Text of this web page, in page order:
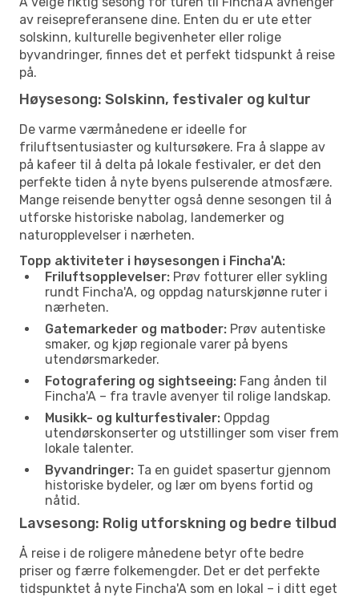
av reisepreferansene dine. Enten du er ute etter
solskinn, kulturelle begivenheter eller rolige
byvandringer, finnes det et perfekt tidspunkt å reise
på.
Høysesong: Solskinn, festivaler og kultur
De varme værmånedene er ideelle for
friluftsentusiaster og kultursøkere. Fra å slappe av
på kafeer til å delta på lokale festivaler, er det den
perfekte tiden å nyte byens pulserende atmosfære.
Mange reisende benytter også denne sesongen til å
utforske historiske nabolag, landemerker og
naturopplevelser i nærheten.
Topp aktiviteter i høysesongen i Fincha'A:
Friluftsopplevelser: Prøv fotturer eller sykling
rundt Fincha'A, og oppdag naturskjønne ruter i
nærheten.
Gatemarkeder og matboder: Prøv autentiske
smaker, og kjøp regionale varer på byens
utendørsmarkeder.
Fotografering og sightseeing: Fang ånden til
Fincha'A – fra travle avenyer til rolige landskap.
Musikk- og kulturfestivaler: Oppdag
utendørskonserter og utstillinger som viser frem
lokale talenter.
Byvandringer: Ta en guidet spasertur gjennom
historiske bydeler, og lær om byens fortid og
nåtid.
Lavsesong: Rolig utforskning og bedre tilbud
Å reise i de roligere månedene betyr ofte bedre
priser og færre folkemengder. Det er det perfekte
tidspunktet å nyte Fincha'A som en lokal – i ditt eget